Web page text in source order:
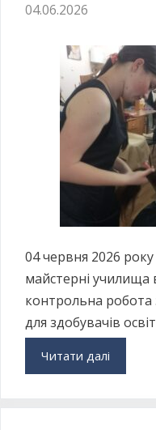
04.06.2026
04 червня 2026
майстерні училища
контрольна
для здобувачів
Читати далі